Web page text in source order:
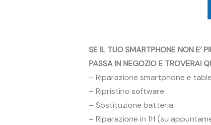
SE IL TUO SMARTPHONE NON E’
PASSA IN NEGOZIO E TROVERAI
– Riparazione smartphone e
– Ripristino software
– Sostituzione batteria
– Riparazione in 1H (su